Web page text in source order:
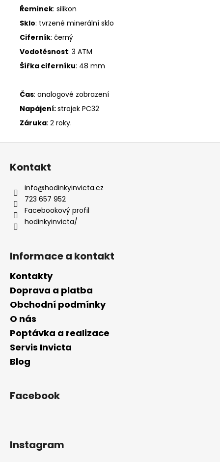
Řemínek: silikon
Sklo: tvrzené minerální sklo
Ciferník: černý
Vodotěsnost: 3 ATM
Šířka ciferníku: 48 mm
Čas: analogové zobrazení
Napájení:strojek PC32
Záruka: 2 roky.
Z
Kontakt
info@hodinkyinvicta.cz
723 657 952
Facebookový profil
hodinkyinvicta/
Informace a kontakt
Kontakty
Doprava a platba
Obchodní podmínky
O nás
Poptávka a realizace
Servis Invicta
Blog
Facebook
Instagram